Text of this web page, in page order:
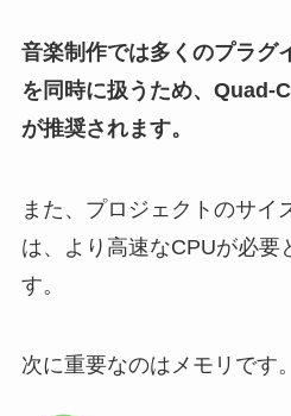
音楽制作では多くのプラグ
を同時に扱うため、Quad-
が推奨されます。
また、プロジェクトのサイ
は、より高速なCPUが必要
す。
次に重要なのはメモリです。